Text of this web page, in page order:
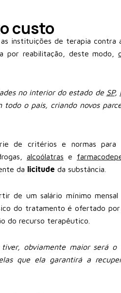
custo
instituições de terapia contra
por reabilitação, deste modo,
no interior do estado de SP,
o país, criando novos
de critérios e normas para
alcoólatras e
da licitude da substância.
de um salário mínimo
do tratamento é ofertado
do recurso terapêutico.
obviamente maior será o
que ela garantirá a